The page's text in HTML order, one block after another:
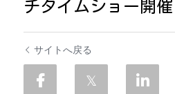
チタイムショー開催
サイトへ戻る